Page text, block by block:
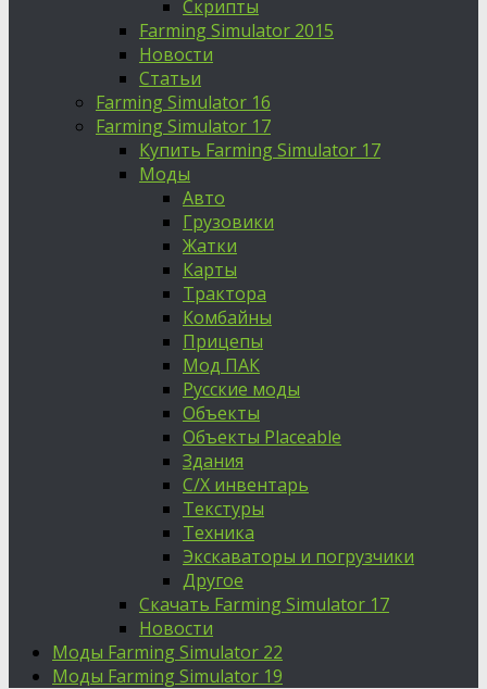
Скрипты
Farming Simulator 2015
Новости
Статьи
Farming Simulator 16
Farming Simulator 17
Купить Farming Simulator 17
Моды
Авто
Грузовики
Жатки
Карты
Трактора
Комбайны
Прицепы
Мод ПАК
Русские моды
Объекты
Объекты Placeable
Здания
С/Х инвентарь
Текстуры
Техника
Экскаваторы и погрузчики
Другое
Скачать Farming Simulator 17
Новости
Моды Farming Simulator 22
Моды Farming Simulator 19